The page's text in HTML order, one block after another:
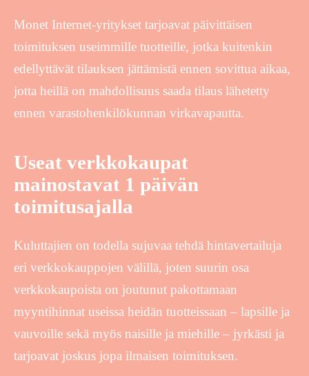
Monet Internet-yritykset tarjoavat päivittäisen
toimituksen useimmille tuotteille, jotka kuitenkin
edellyttävät tilauksen jättämistä ennen sovittua aikaa,
jotta heillä on mahdollisuus saada tilaus lähetetty
ennen varastohenkilökunnan virkavapautta.
Useat verkkokaupat
mainostavat 1 päivän
toimitusajalla
Kuluttajien on todella sujuvaa tehdä hintavertailuja
eri verkkokauppojen välillä, joten suurin osa
verkkokaupoista on joutunut pakottamaan
myyntihinnat useissa heidän tuotteissaan – lapsille ja
vauvoille sekä myös naisille ja miehille – jyrkästi ja
tarjoavat joskus jopa ilmaisen toimituksen.